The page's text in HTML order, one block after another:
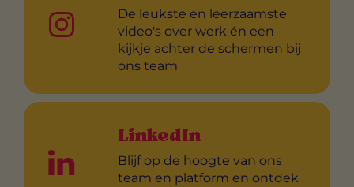
De leukste en leerzaamste
video's over werk én een
kijkje achter de schermen bij
ons team
LinkedIn
Blijf op de hoogte van ons
team en platform en ontdek